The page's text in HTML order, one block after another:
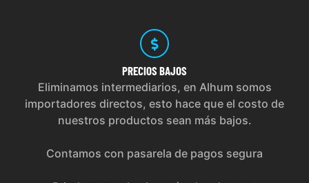
PRECIOS BAJOS
Eliminamos intermediarios, en Alhum somos
importadores directos, esto hace que el costo de
nuestros productos sean más bajos.
Contamos con pasarela de pagos segura